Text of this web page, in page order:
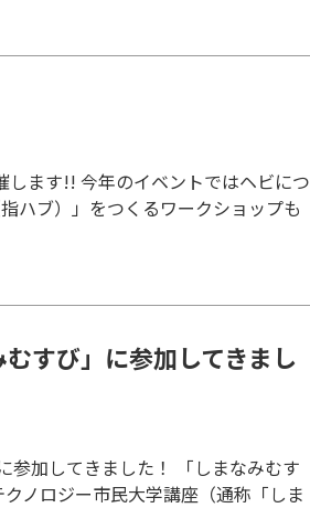
ます!! 今年のイベントではヘビにつ
ハブ）」をつくるワークショップも
すび」に参加してきまし
参加してきました！ 「しまなみむす
ノロジー市民大学講座（通称「しま